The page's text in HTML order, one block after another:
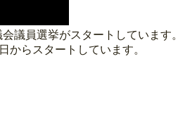
議員選挙がスタートしています。
からスタートしています。